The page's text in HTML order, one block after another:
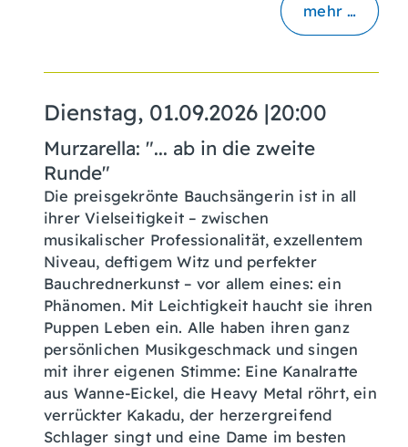
mehr …
Dienstag, 01.09.2026 |20:00
Murzarella: "... ab in die zweite
Runde"
Die preisgekrönte Bauchsängerin ist in all
ihrer Vielseitigkeit – zwischen
musikalischer Professionalität, exzellentem
Niveau, deftigem Witz und perfekter
Bauchrednerkunst – vor allem eines: ein
Phänomen. Mit Leichtigkeit haucht sie ihren
Puppen Leben ein. Alle haben ihren ganz
persönlichen Musikgeschmack und singen
mit ihrer eigenen Stimme: Eine Kanalratte
aus Wanne-Eickel, die Heavy Metal röhrt, ein
verrückter Kakadu, der herzergreifend
Schlager singt und eine Dame im besten